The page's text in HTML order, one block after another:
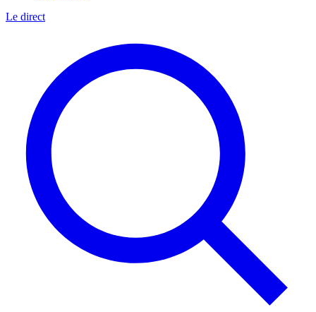
Le direct